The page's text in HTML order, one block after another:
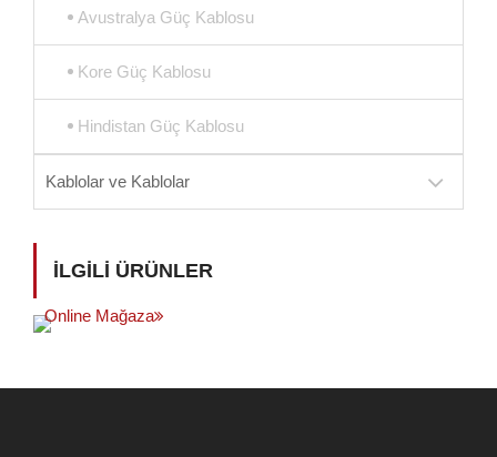
Avustralya Güç Kablosu
Kore Güç Kablosu
Hindistan Güç Kablosu
Kablolar ve Kablolar
İLGILI ÜRÜNLER
Online Mağaza